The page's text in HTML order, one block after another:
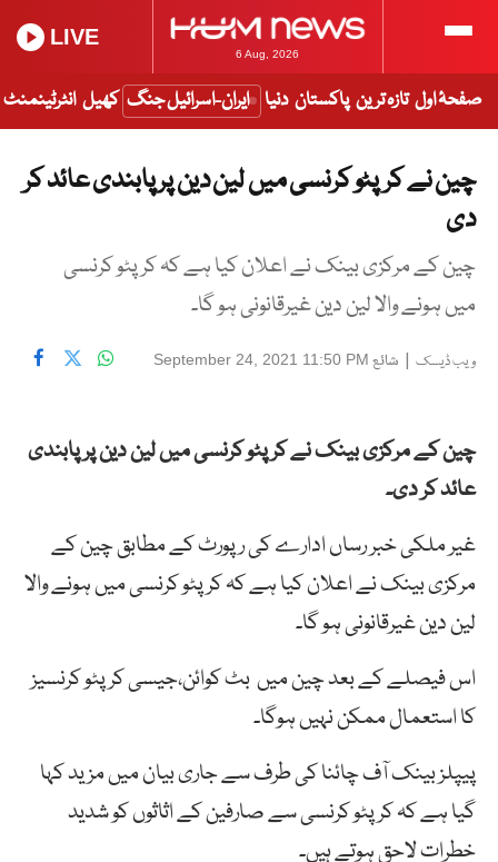
6 Aug, 2026
LIVE
صفحۂ اول تازہ ترین پاکستان دنیا ایران-اسرائیل جنگ کھیل انٹرٹینمنٹ
چین نے کرپٹو کرنسی میں لین دین پر پابندی عائد کر
دی
چین کے مرکزی بینک نے اعلان کیا ہے کہ کرپٹو کرنسی
میں ہونے والا لین دین غیرقانونی ہو گا۔
ویب ڈیسک | شائع September 24, 2021 11:50 PM
چینکے مرکزی بینکنےکرپٹوکرنسیمیںلیندینپرپابندی
عائدکردی۔
غیر ملکی خبر رساں ادارے کی رپورٹ کے مطابق چینکے
مرکزیبینکنےاعلانکیاہےکہکرپٹوکرنسیمیںہونےوالا
لیندینغیرقانونیہوگا۔
اسفیصلےکےبعدچینمیں بٹکوائن،جیسیکرپٹوکرنسیز
کااستعمالممکننہیںہوگا۔
پیپلزبینکآفچائناکیطرفسےجاریبیانمیںمزیدکہا
گیاہےکہکرپٹوکرنسیسےصارفینکےاثاثوںکوشدید
خطراتلاحقہوتےہیں۔